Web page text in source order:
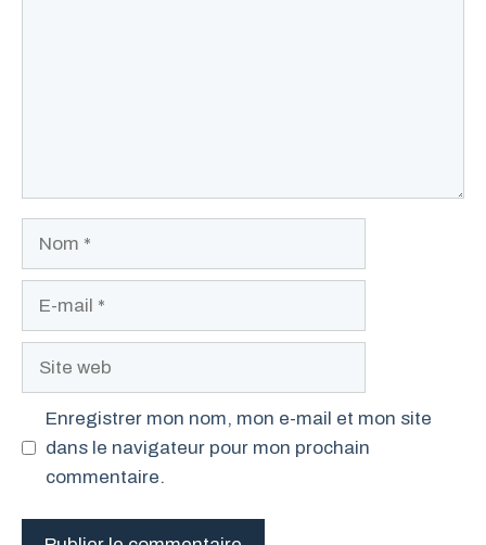
Enregistrer mon nom, mon e-mail et mon site
dans le navigateur pour mon prochain
commentaire.